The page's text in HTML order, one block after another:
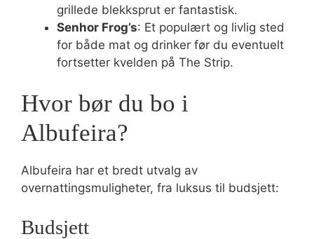
grillede blekksprut er fantastisk.
Senhor Frog’s: Et populært og livlig sted
for både mat og drinker før du eventuelt
fortsetter kvelden på The Strip.
Hvor bør du bo i
Albufeira?
Albufeira har et bredt utvalg av
overnattingsmuligheter, fra luksus til budsjett:
Budsjett